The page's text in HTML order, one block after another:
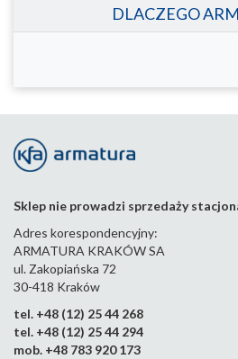
DLACZEGO
Sklep nie prowadzi sprzedaży
Adres korespondencyjny:
ARMATURA KRAKÓW SA
ul. Zakopiańska 72
30-418 Kraków
tel. +48 (12) 25 44 268
tel. +48 (12) 25 44 294
mob. +48 783 920 173